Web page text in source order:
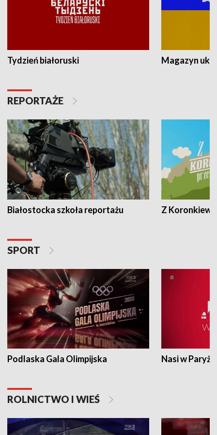
Tydzień białoruski Magazyn
REPORTAŻE
Białostocka szkoła reportażu Z
SPORT
Podlaska Gala Olimpijska Nasi w Paryżu
ROLNICTWO I WIEŚ